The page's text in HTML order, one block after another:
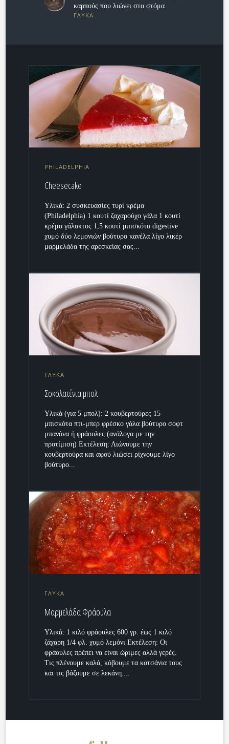
καρπούς που λιώνει στο στόμα
ΓΛΥΚΑ
PHILADELPHIA
Cheesecake
Υλικά: 2 συσκευασίες τυρί κρέμα
(Philadelphia) 1 κουτί ζαχαρούχο γάλα 1 κουτί
κρέμα γάλακτος 1,5 κουτί μπισκότα digestive
χυμό δύο λεμονιών βούτυρο κανέλα λίγο λικέρ
μαρμελάδα της αρεσκείας σας...
ΓΛΥΚΑ
Σοκολατένια μπολ
Υλικά (για 5 μπολ): 2 κουβερτούρες 15
μπισκότα πτι-μπερ φρέσκο γάλα βούτυρο σοφτ
μπανάνα ή φράουλες (ανάλογα με την
προτίμιση) Εκτέλεση: Λιώνουμε την
κουβερτούρα και αφού λιώσει ρίχνουμε λίγο
βούτυρο...
ΓΛΥΚΑ
Μαρμελάδα Φράουλα
Υλικά: 1 κιλό φράουλες 600 γρ. έως 1 κιλό
ζάχαρη 1/4 φλ. χυμό λεμόνι Εκτέλεση: Οι
φράουλες πρέπει να είναι ώριμες αλλά γερές.
Τις πλένουμε καλά, κόβουμε τα κοτσάνια τους
και τις βάζουμε σε λεκάνη....